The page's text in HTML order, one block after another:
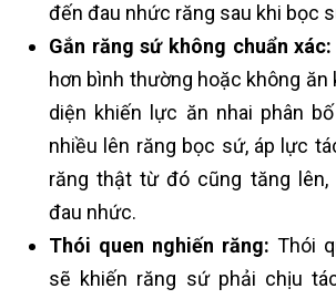
đến đau nhức răng sau khi bọc
Gắn răng sứ không chuẩn xác:
hơn bình thường hoặc không ăn
diện khiến lực ăn nhai phân
nhiều lên răng bọc sứ, áp lực
răng thật từ đó cũng tăng lên,
đau nhức.
Thói quen nghiến răng: Thói
sẽ khiến răng sứ phải chịu